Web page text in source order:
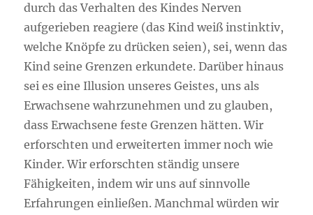
durch das Verhalten des Kindes Nerven
aufgerieben reagiere (das Kind weiß instinktiv,
welche Knöpfe zu drücken seien), sei, wenn das
Kind seine Grenzen erkundete. Darüber hinaus
sei es eine Illusion unseres Geistes, uns als
Erwachsene wahrzunehmen und zu glauben,
dass Erwachsene feste Grenzen hätten. Wir
erforschten und erweiterten immer noch wie
Kinder. Wir erforschten ständig unsere
Fähigkeiten, indem wir uns auf sinnvolle
Erfahrungen einließen. Manchmal würden wir